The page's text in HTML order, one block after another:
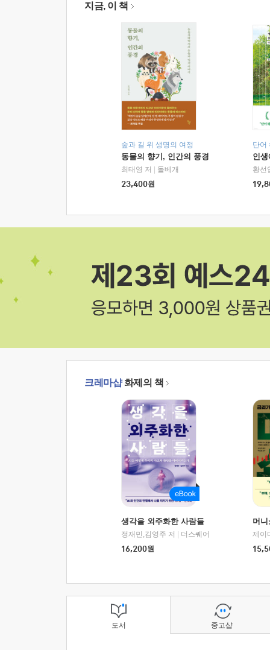
지금, 이 책
숲과 길 위 생명의 여정
동물의 향기, 인간의 풍경
최태영 저
돌베개
23,400원
단어
인
황선
크레마샵화제의 책
생각을 외주화한 사람들
정재민,김영주 저
더스퀘어
16,200원
머
도서 중고샵